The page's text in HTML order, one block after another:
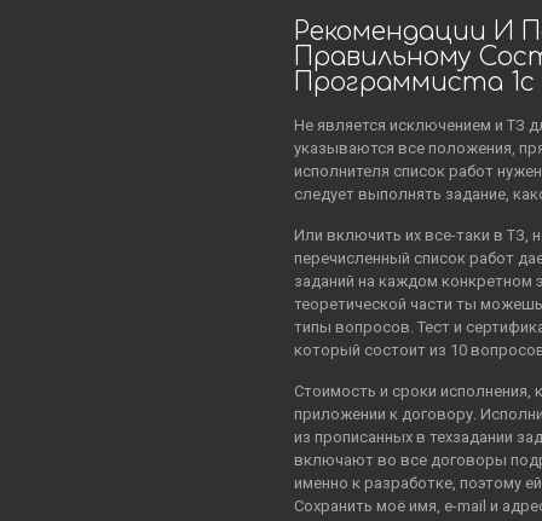
Рекомендации И
Правильному
Программиста 1с
Не является исключением и ТЗ
указываются все положения,
исполнителя список работ
следует выполнять задание,
Или включить их все-таки в ТЗ,
перечисленный список работ
заданий на каждом конкретном
теоретической части ты
типы вопросов. Тест и
который состоит из 10
Стоимость и сроки исполнения,
приложении к договору.
из прописанных в техзадании
включают во все договоры
именно к разработке, поэтому
Сохранить моё имя, e-mail и